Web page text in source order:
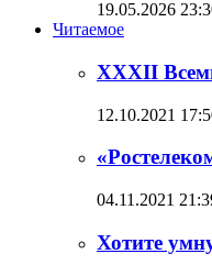
19.05.2026
Читаемое
XXXII
12.10.2021
04.11.2021
Хотите